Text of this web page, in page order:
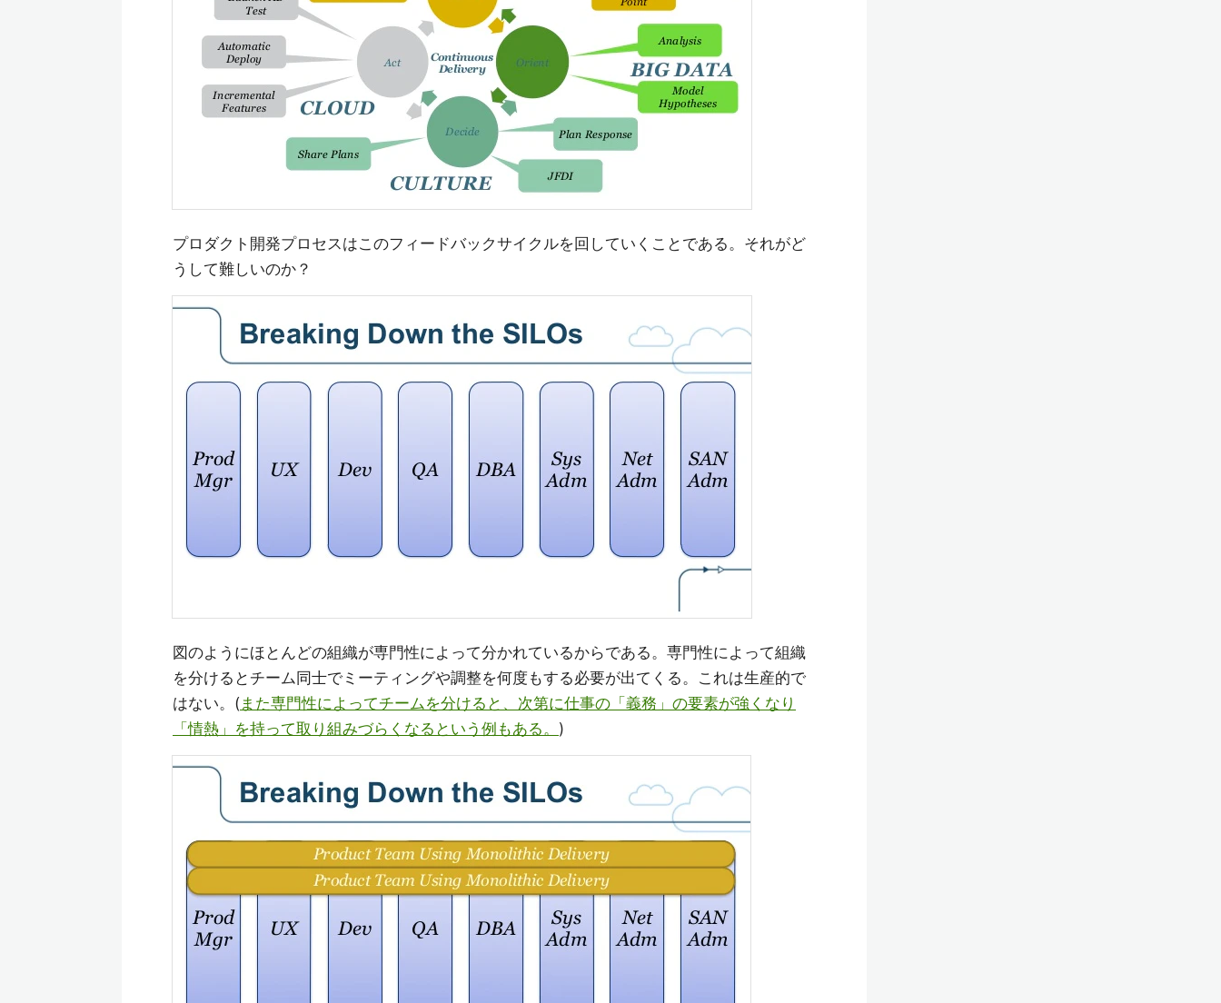
プロダクト開発プロセスはこのフィードバックサイクルを回していくことである。それがど
うして難しいのか？
図のようにほとんどの組織が専門性によって分かれているからである。専門性によって組織
を分けるとチーム同士でミーティングや調整を何度もする必要が出てくる。これは生産的で
はない。(また専門性によってチームを分けると、次第に仕事の「義務」の要素が強くなり
「情熱」を持って取り組みづらくなるという例もある。 )